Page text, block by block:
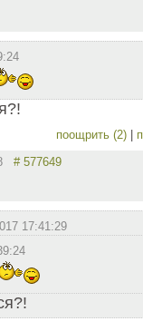
поощрить (2)
# 577649
17:41:29